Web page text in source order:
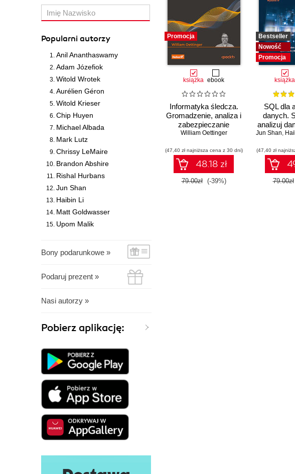
Popularni autorzy
Anil Ananthaswamy
Adam Józefiok
Witold Wrotek
Aurélien Géron
Witold Krieser
Chip Huyen
Michael Albada
Mark Lutz
Chrissy LeMaire
Brandon Abshire
Rishal Hurbans
Jun Shan
Haibin Li
Matt Goldwasser
Upom Malik
Bony podarunkowe »
Podaruj prezent »
Nasi autorzy »
Pobierz aplikację:
Promocja
książka ebook
Informatyka śledcza.
Gromadzenie, analiza i
zabezpieczanie
dowodów
początkujących.
Wydanie II
William Oettinger
(47,40 zł najniższa cena z 30 dni)
48.18 zł
79.00zł (-39%)
Bestseller
Nowość
Promocja
książka
SQL dla
danych.
analizuj
SQL na
IV
Jun Shan,
(47,40 zł
79.00zł